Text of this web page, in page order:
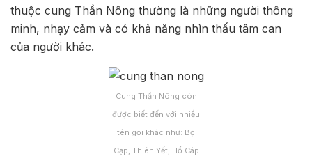
thuộc cung Thần Nông thường là những người thông
minh, nhạy cảm và có khả năng nhìn thấu tâm can
của người khác.
Cung Thần Nông còn
được biết đến với nhiều
tên gọi khác như: Bọ
Cạp, Thiên Yết, Hổ Cáp